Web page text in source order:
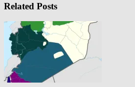
Related Posts